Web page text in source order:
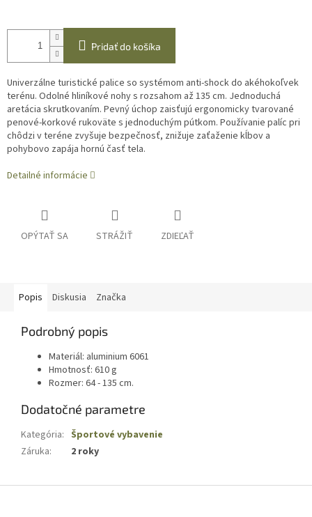
Pridať do košíka
Univerzálne turistické palice so systémom anti-shock do akéhokoľvek
terénu. Odolné hliníkové nohy s rozsahom až 135 cm. Jednoduchá
aretácia skrutkovaním. Pevný úchop zaisťujú ergonomicky tvarované
penové-korkové rukoväte s jednoduchým pútkom. Používanie palíc pri
chôdzi v teréne zvyšuje bezpečnosť, znižuje zaťaženie kĺbov a
pohybovo zapája hornú časť tela.
Detailné informácie
OPÝTAŤ SA STRÁŽIŤ ZDIEĽAŤ
Popis Diskusia Značka
Podrobný popis
Materiál: aluminium 6061
Hmotnosť: 610 g
Rozmer: 64 - 135 cm.
Dodatočné parametre
Kategória: Športové vybavenie
Záruka: 2 roky